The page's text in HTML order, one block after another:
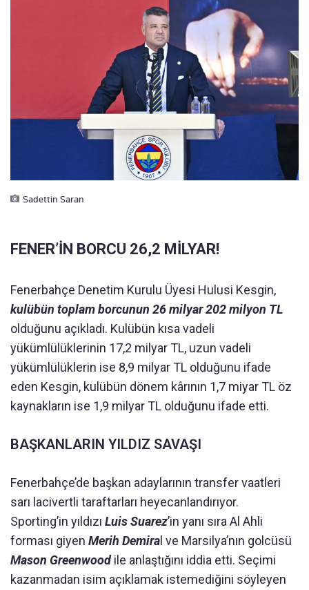
Sadettin Saran
FENER’İN BORCU 26,2 MİLYAR!
Fenerbahçe Denetim Kurulu Üyesi Hulusi Kesgin,
kulübün toplam borcunun 26 milyar 202 milyon TL
olduğunu açıkladı. Kulübün kısa vadeli
yükümlülüklerinin 17,2 milyar TL, uzun vadeli
yükümlülüklerin ise 8,9 milyar TL olduğunu ifade
eden Kesgin, kulübün dönem kârının 1,7 miyar TL öz
kaynakların ise 1,9 milyar TL olduğunu ifade etti.
BAŞKANLARIN YILDIZ SAVAŞI
Fenerbahçe’de başkan adaylarının transfer vaatleri
sarı lacivertli taraftarları heyecanlandırıyor.
Sporting’in yıldızı Luis Suarez’in yanı sıra Al Ahli
forması giyen Merih Demira l ve Marsilya’nın golcüsü
Mason Greenwoodile anlaştığını iddia etti. Seçimi
kazanmadan isim açıklamak istemediğini söyleyen